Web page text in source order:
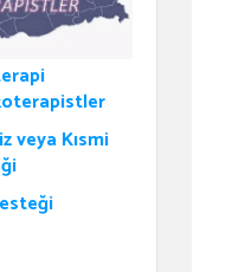
veya Kısmi